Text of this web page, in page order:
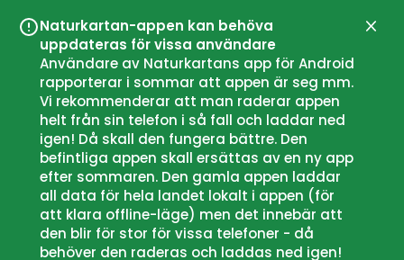
Naturkartan-appen kan behöva
uppdateras för vissa användare
Användare av Naturkartans app för Android
rapporterar i sommar att appen är seg mm.
Vi rekommenderar att man raderar appen
helt från sin telefon i så fall och laddar ned
igen! Då skall den fungera bättre. Den
befintliga appen skall ersättas av en ny app
efter sommaren. Den gamla appen laddar
all data för hela landet lokalt i appen (för
att klara offline-läge) men det innebär att
den blir för stor för vissa telefoner - då
behöver den raderas och laddas ned igen!